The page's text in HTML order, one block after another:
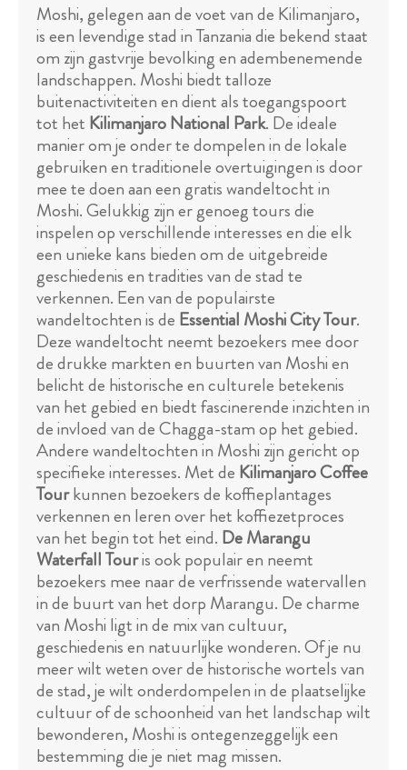
Moshi, gelegen aan de voet van de Kilimanjaro,
is een levendige stad in Tanzania die bekend staat
om zijn gastvrije bevolking en adembenemende
landschappen. Moshi biedt talloze
buitenactiviteiten en dient als toegangspoort
tot het Kilimanjaro National Park. De ideale
manier om je onder te dompelen in de lokale
gebruiken en traditionele overtuigingen is door
mee te doen aan een gratis wandeltocht in
Moshi. Gelukkig zijn er genoeg tours die
inspelen op verschillende interesses en die elk
een unieke kans bieden om de uitgebreide
geschiedenis en tradities van de stad te
verkennen. Een van de populairste
wandeltochten is de Essential Moshi City Tour.
Deze wandeltocht neemt bezoekers mee door
de drukke markten en buurten van Moshi en
belicht de historische en culturele betekenis
van het gebied en biedt fascinerende inzichten in
de invloed van de Chagga-stam op het gebied.
Andere wandeltochten in Moshi zijn gericht op
specifieke interesses. Met de Kilimanjaro Coffee
Tourkunnen bezoekers de koffieplantages
verkennen en leren over het koffiezetproces
van het begin tot het eind. De Marangu
Waterfall Touris ook populair en neemt
bezoekers mee naar de verfrissende watervallen
in de buurt van het dorp Marangu. De charme
van Moshi ligt in de mix van cultuur,
geschiedenis en natuurlijke wonderen. Of je nu
meer wilt weten over de historische wortels van
de stad, je wilt onderdompelen in de plaatselijke
cultuur of de schoonheid van het landschap wilt
bewonderen, Moshi is ontegenzeggelijk een
bestemming die je niet mag missen.